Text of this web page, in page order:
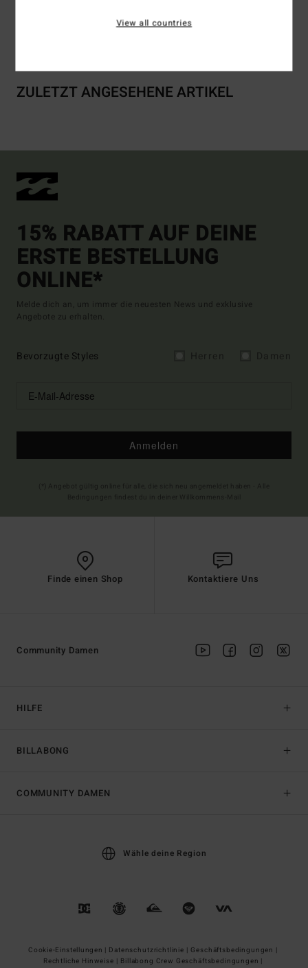
ZULETZT ANGESEHENE ARTIKEL
15% RABATT AUF DEINE
ERSTE BESTELLUNG
ONLINE*
Melde dich an, um immer die neuesten News und exklusive
Angebote zu erhalten.
Bevorzugte Styles
Anmelden
Finde einen Shop Kontaktiere Uns
HILFE
BILLABONG
Community Damen
COMMUNITY DAMEN
Wähle deine Region
Cookie-Einstellungen | Datenschutzrichtlinie | Geschäftsbedingungen |
Rechtliche Hinweise | Billabong Crew Geschäftsbedingungen |
View all countries